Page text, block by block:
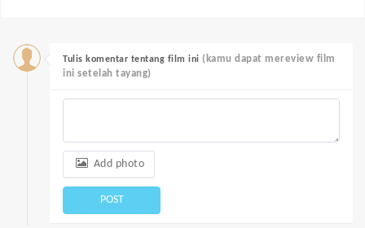
Tulis komentar tentang film ini (kamu dapat mereview film
ini setelah tayang)
Add photo
POST